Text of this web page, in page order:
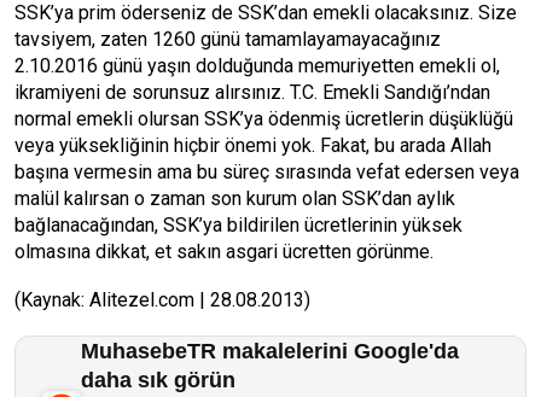
SSK’ya prim öderseniz de SSK’dan emekli olacaksınız. Size
tavsiyem, zaten 1260 günü tamamlayamayacağınız
2.10.2016 günü yaşın dolduğunda memuriyetten emekli ol,
ikramiyeni de sorunsuz alırsınız. T.C. Emekli Sandığı’ndan
normal emekli olursan SSK’ya ödenmiş ücretlerin düşüklüğü
veya yüksekliğinin hiçbir önemi yok. Fakat, bu arada Allah
başına vermesin ama bu süreç sırasında vefat edersen veya
malül kalırsan o zaman son kurum olan SSK’dan aylık
bağlanacağından, SSK’ya bildirilen ücretlerinin yüksek
olmasına dikkat, et sakın asgari ücretten görünme.
(Kaynak: Alitezel.com | 28.08.2013)
MuhasebeTR makalelerini Google'da
daha sık görün